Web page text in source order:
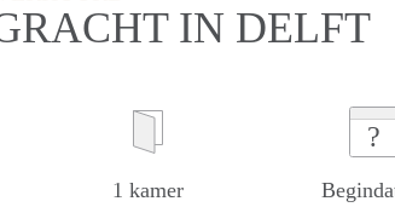
IN DELFT
1 kamer
?